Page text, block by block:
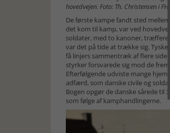
hovedvejen. Foto: Th. Christensen i FHM
De første kampe fandt sted
det kom til kamp, var ved
soldater, med to kanoner, træffere
var det på tide at trække sig.
få linjers sammentræk af flere
styrker forsvarede sig mod de
Efterfølgende udviste mange
adfærd, som danske civile og
Bogen opgør de danske sårede til
som følge af kamphandlingerne.